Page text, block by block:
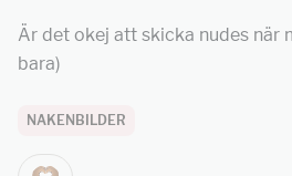
Är det okej att skicka nudes när
bara)
NAKENBILDER